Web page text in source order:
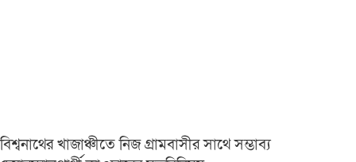
বিশ্বনাথের খাজাঞ্চীতে নিজ গ্রামবাসীর সাথে সম্ভাব্য